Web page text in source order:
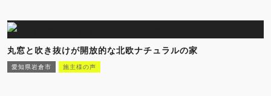
丸窓と吹き抜けが開放的な北欧ナチュラルの家
愛知県岩倉市 施主様の声